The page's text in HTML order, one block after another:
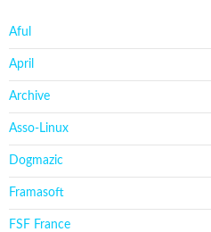
Aful
April
Archive
Asso-Linux
Dogmazic
Framasoft
FSF France